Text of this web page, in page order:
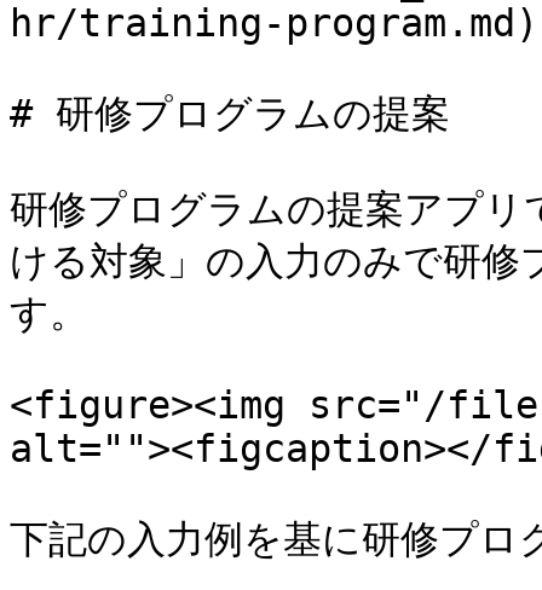
hr/training-
# 研修プログラムの提案
研修プログラムの提案アプリ
ける対象」の入力のみで研
す。
<figure><img src="/files/
alt=""><figcaption></
下記の入力例を基に研修プロ